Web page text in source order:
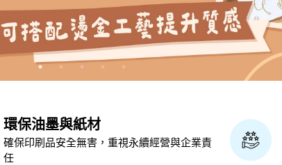
環保油墨與紙材
確保印刷品安全無害，重視永續經營與企業責
任